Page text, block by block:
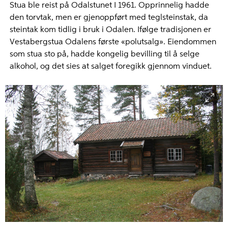
Stua ble reist på Odalstunet I 1961. Opprinnelig hadde
den torvtak, men er gjenoppført med teglsteinstak, da
steintak kom tidlig i bruk i Odalen. Ifølge tradisjonen er
Vestabergstua Odalens første «polutsalg». Eiendommen
som stua sto på, hadde kongelig bevilling til å selge
alkohol, og det sies at salget foregikk gjennom vinduet.